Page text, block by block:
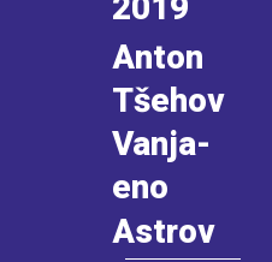
Anton
Tšehov
Vanja-
eno
Astrov